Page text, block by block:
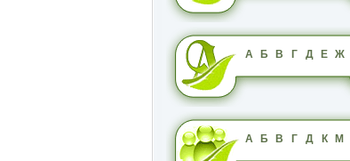
А Б В Г Д Е Ж
А Б В Г Д К М